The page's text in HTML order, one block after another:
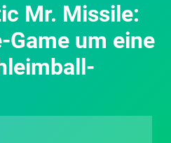
Mr. Missile:
Game um eine